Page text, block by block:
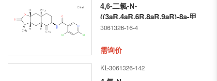
4,6-二氯-N-
((3aR,4aR,6R,8aR,9aR)-8a-甲
基-3,5-二亚甲基-2-氧代十二氢萘
3061326-16-4
需询价
KL-3061326-142